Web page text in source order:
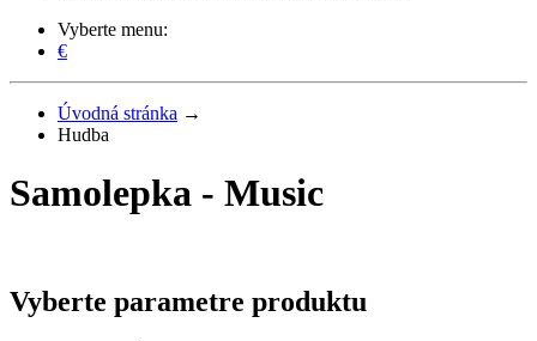
Vyberte menu:
€
Úvodná stránka →
Hudba
Samolepka - Music
Vyberte parametre produktu